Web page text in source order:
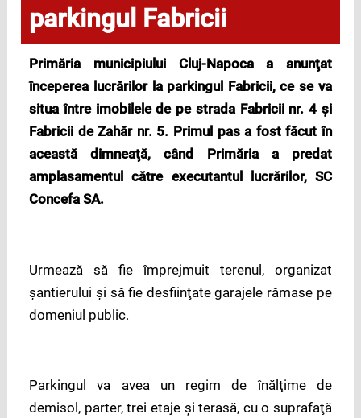
parkingul Fabricii
Primăria municipiului Cluj-Napoca a anunţat
începerea lucrărilor la parkingul Fabricii, ce se va
situa între imobilele de pe strada Fabricii nr. 4 şi
Fabricii de Zahăr nr. 5. Primul pas a fost făcut în
această dimneaţă, când Primăria a predat
amplasamentul către executantul lucrărilor, SC
Concefa SA.
Urmează să fie împrejmuit terenul, organizat
şantierului şi să fie desfiinţate garajele rămase pe
domeniul public.
Parkingul va avea un regim de înălţime de
demisol, parter, trei etaje şi terasă, cu o suprafaţă